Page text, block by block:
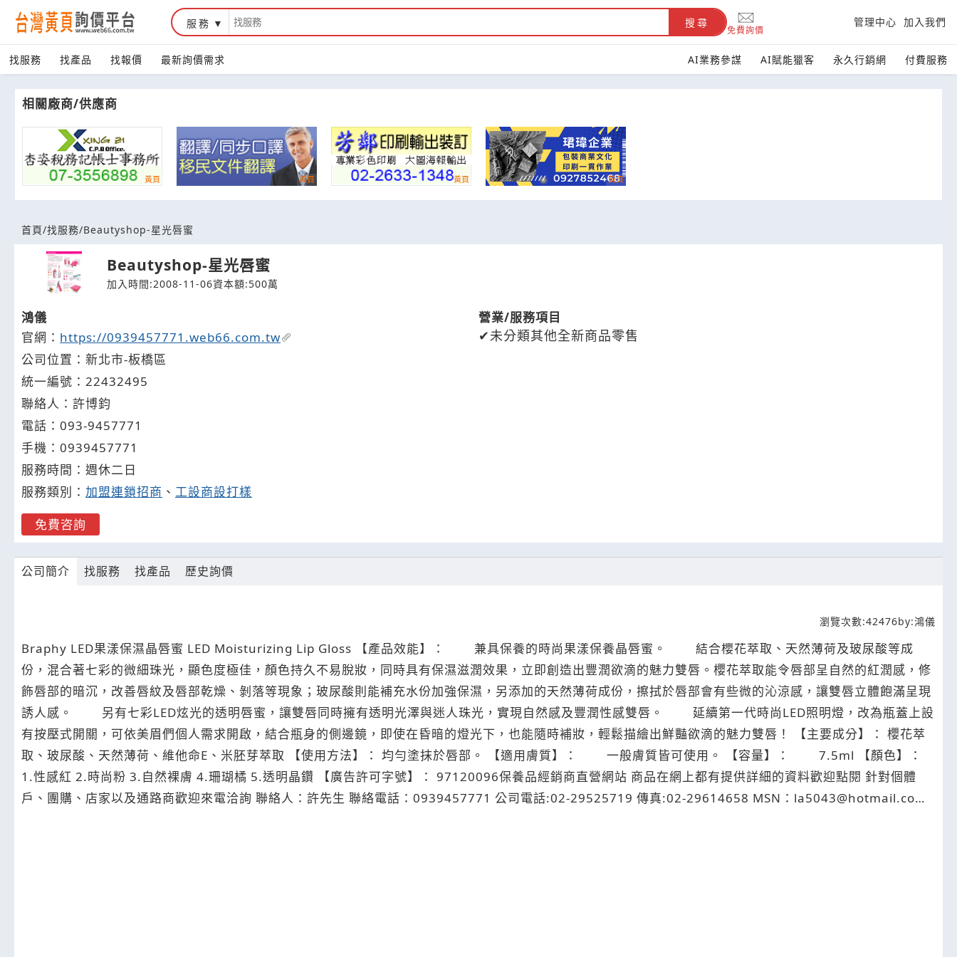
台灣黃頁詢價平台
服務 搜尋
免費詢價
管理中心 加入我們
找服務 找產品 找報價 最新詢價需求 AI業務參謀 AI賦能獵客 永久行銷網 付費服務
相關廠商/供應商
首頁/找服務/Beautyshop-星光唇蜜
Beautyshop-星光唇蜜
加入時間:2008-11-06資本額:500萬
鴻儀
官網： https://0939457771.web66.com.tw
公司位置：新北市-板橋區
統一編號：22432495
聯絡人：許博鈞
電話： 093-9457771
手機： 0939457771
服務時間：週休二日
服務類別： 加盟連鎖招商 、 工設商設打樣
免費咨詢
營業/服務項目
未分類其他全新商品零售
公司簡介 找服務 找產品 歷史詢價
瀏覽次數:42476by:鴻儀
Braphy LED果漾保濕晶唇蜜 LED Moisturizing Lip Gloss 【產品效能】： 兼具保養的時尚果漾保養晶唇蜜。 結合櫻花萃取、天然薄荷及玻尿酸等成
份，混合著七彩的微細珠光，顯色度極佳，顏色持久不易脫妝，同時具有保濕滋潤效果，立即創造出豐潤欲滴的魅力雙唇。櫻花萃取能令唇部呈自然的紅潤感，修
飾唇部的暗沉，改善唇紋及唇部乾燥、剝落等現象；玻尿酸則能補充水份加強保濕，另添加的天然薄荷成份，擦拭於唇部會有些微的沁涼感，讓雙唇立體飽滿呈現
誘人感。 另有七彩LED炫光的透明唇蜜，讓雙唇同時擁有透明光澤與迷人珠光，實現自然感及豐潤性感雙唇。 延續第一代時尚LED照明燈，改為瓶蓋上設
有按壓式開關，可依美眉們個人需求開啟，結合瓶身的側邊鏡，即使在昏暗的燈光下，也能隨時補妝，輕鬆描繪出鮮豔欲滴的魅力雙唇！ 【主要成分】： 櫻花萃
取、玻尿酸、天然薄荷、維他命E、米胚芽萃取 【使用方法】： 均勻塗抹於唇部。 【適用膚質】： 一般膚質皆可使用。 【容量】： 7.5ml 【顏色】：
1.性感紅 2.時尚粉 3.自然裸膚 4.珊瑚橘 5.透明晶鑽 【廣告許可字號】： 97120096保養品經銷商直營網站 商品在網上都有提供詳細的資料歡迎點閱 針對個體
戶、團購、店家以及通路商歡迎來電洽詢 聯絡人：許先生 聯絡電話：0939457771 公司電話:02-29525719 傳真:02-29614658 MSN：la5043@hotmail.com